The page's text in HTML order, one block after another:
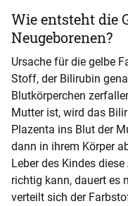
Wie entsteht die
Neugeborenen?
Ursache für die gelbe
Stoff, der Bilirubin
Blutkörperchen
Mutter ist, wird das
Plazenta ins Blut der
dann in ihrem Körper
Leber des Kindes
richtig kann, dauert es
verteilt sich der